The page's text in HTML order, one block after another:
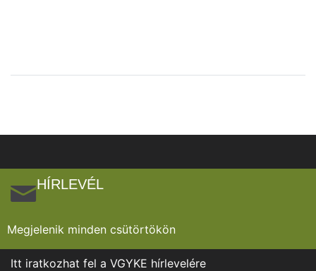
HÍRLEVÉL
Megjelenik minden csütörtökön
Itt iratkozhat fel a VGYKE hírlevelére